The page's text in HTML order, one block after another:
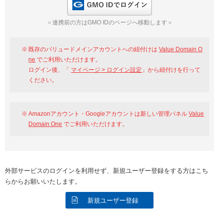
※AmazonはValue Domain Oneのログイン画面へ遷移します
GMO ID
＜連携前の方はGMO IDのページへ移動します＞
既存のバリュードメインアカウントへの紐付けはValue Domain O
ne でご利用いただけます。
ログイン後、「 マイページ > ログイン設定 」から紐付けを行って
ください。
Amazonアカウント・Googleアカウントは新しい管理パネルValue
Domain One でご利用いただけます。
外部サービスのログインを利用せず、新規ユーザー登録をする方はこち
らからお願いいたします。
新規ユーザー登録